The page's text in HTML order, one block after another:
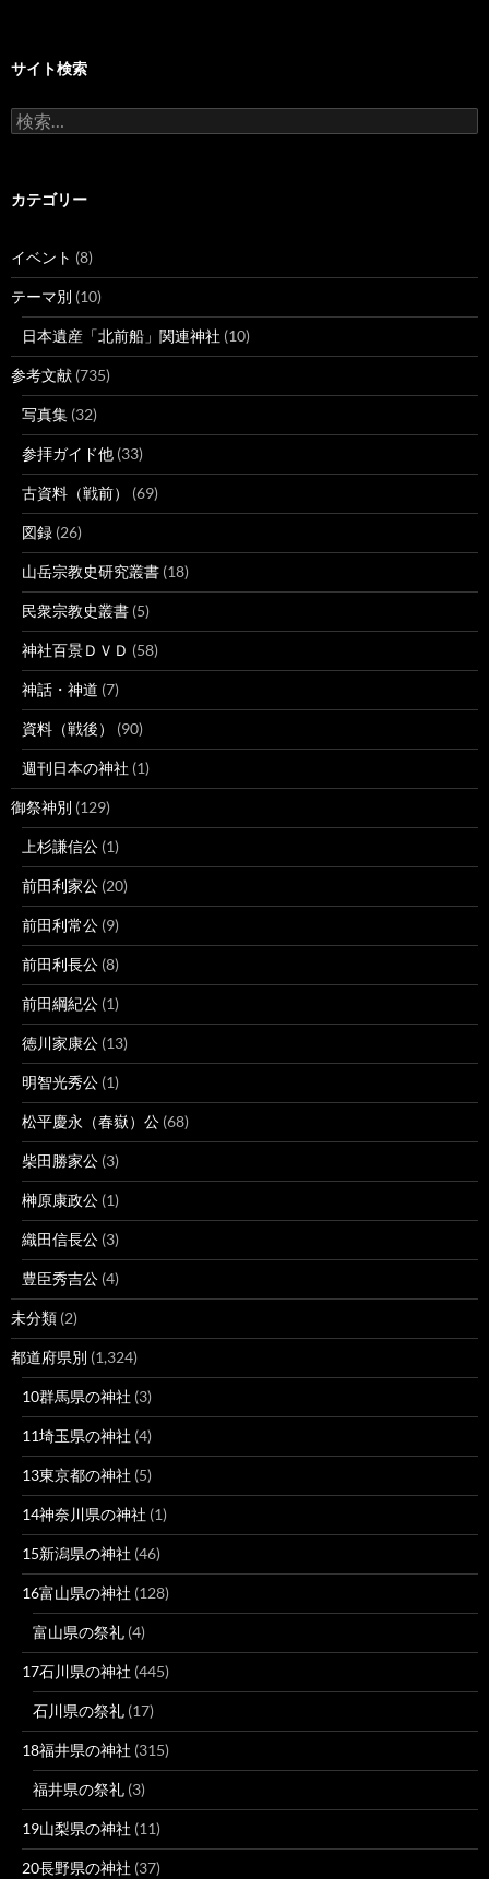
サイト検索
検
索:
カテゴリー
イベント (8)
テーマ別 (10)
日本遺産「北前船」関連神社 (10)
参考文献 (735)
写真集 (32)
参拝ガイド他 (33)
古資料（戦前） (69)
図録 (26)
山岳宗教史研究叢書 (18)
民衆宗教史叢書 (5)
神社百景ＤＶＤ (58)
神話・神道 (7)
資料（戦後） (90)
週刊日本の神社 (1)
御祭神別 (129)
上杉謙信公 (1)
前田利家公 (20)
前田利常公 (9)
前田利長公 (8)
前田綱紀公 (1)
徳川家康公 (13)
明智光秀公 (1)
松平慶永（春嶽）公 (68)
柴田勝家公 (3)
榊原康政公 (1)
織田信長公 (3)
豊臣秀吉公 (4)
未分類 (2)
都道府県別 (1,324)
10群馬県の神社 (3)
11埼玉県の神社 (4)
13東京都の神社 (5)
14神奈川県の神社 (1)
15新潟県の神社 (46)
16富山県の神社 (128)
富山県の祭礼 (4)
17石川県の神社 (445)
石川県の祭礼 (17)
18福井県の神社 (315)
福井県の祭礼 (3)
19山梨県の神社 (11)
20長野県の神社 (37)